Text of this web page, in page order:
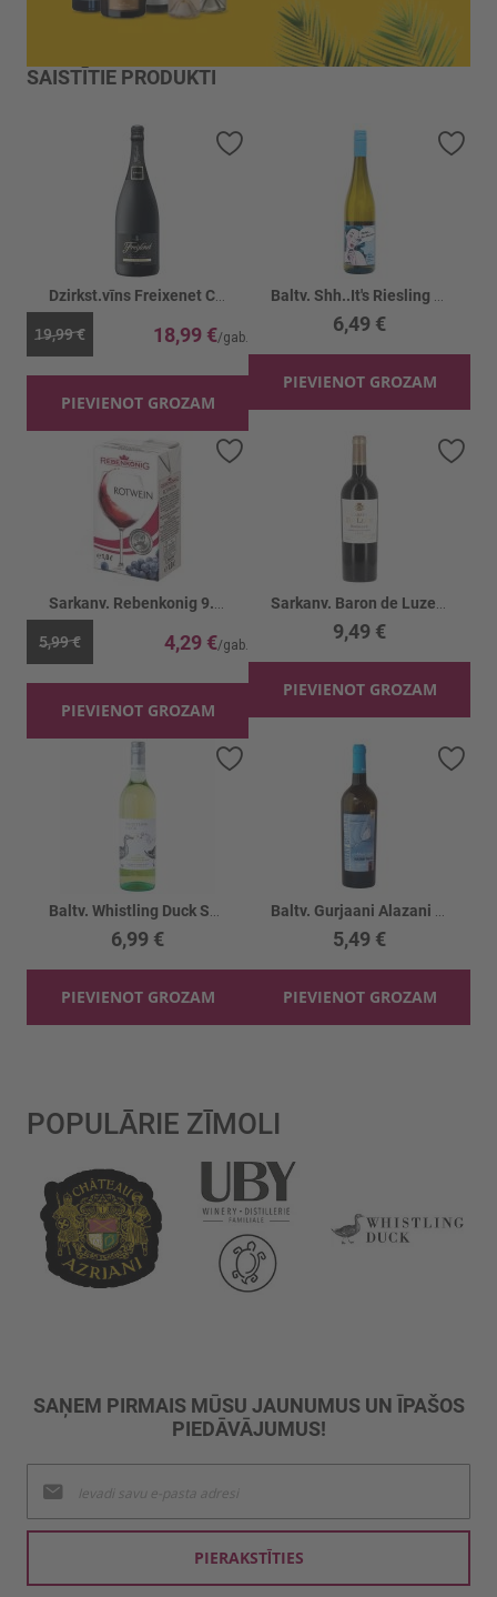
SAISTĪTIE PRODUKTI
19,99 € 18,99 €
PIEVIENOT GROZAM
6,49 €
PIEVIENOT GROZAM
5,99 € 4,29 €
PIEVIENOT GROZAM
9,49 €
PIEVIENOT GROZAM
6,99 €
PIEVIENOT GROZAM
Pievienot vēlmju sarakstam
5,49 €
PIEVIENOT GROZAM
POPULĀRIE ZĪMOLI
SAŅEM PIRMAIS MŪSU JAUNUMUS UN ĪPAŠOS
PIEDĀVĀJUMUS!
jaunumu
saņemšanai:
PIERAKSTĪTIES